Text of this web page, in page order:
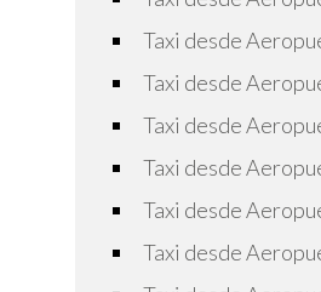
Taxi desde
Taxi desde
Taxi desde
Taxi desde
Taxi desde
Taxi desde